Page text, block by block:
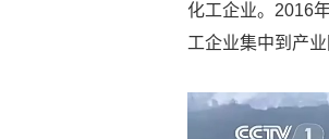
化工企业。2016
工企业集中到产